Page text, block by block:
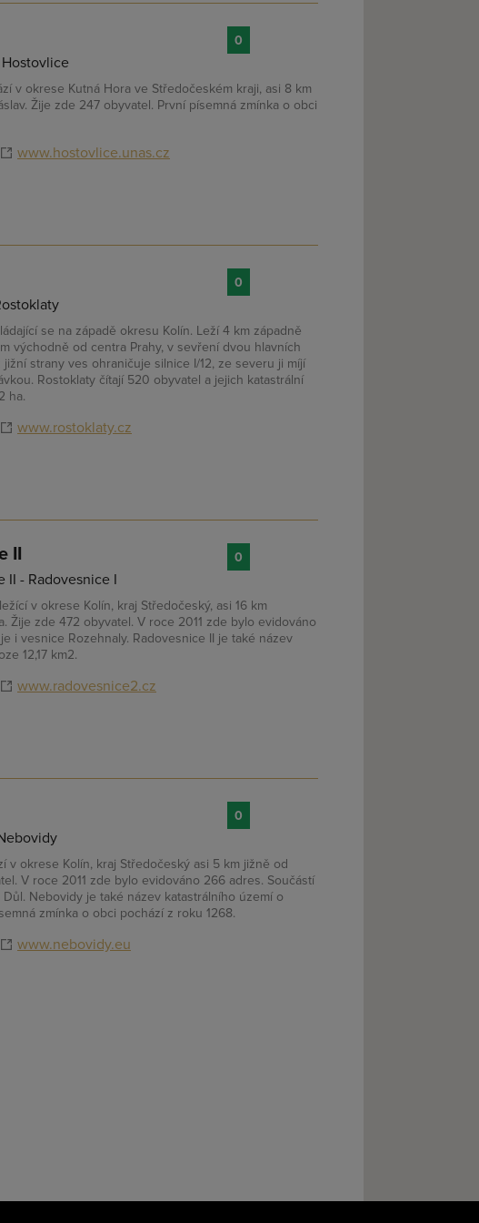
v okrese Kutná Hora ve Středočeském kraji, asi 8 km
Žije zde 247 obyvatel. První písemná zmínka o obci
www.hostovlice.unas.cz
0
se na západě okresu Kolín. Leží 4 km západně
východně od centra Prahy, v sevření dvou hlavních
jižní strany ves ohraničuje silnice I/12, ze severu ji míjí
Rostoklaty čítají 520 obyvatel a jejich katastrální
ha.
www.rostoklaty.cz
0
II
II - Radovesnice I
v okrese Kolín, kraj Středočeský, asi 16 km
Žije zde 472 obyvatel. V roce 2011 zde bylo evidováno
i vesnice Rozehnaly. Radovesnice II je také název
12,17 km2.
www.radovesnice2.cz
0
v okrese Kolín, kraj Středočeský asi 5 km jižně od
V roce 2011 zde bylo evidováno 266 adres. Součástí
Nebovidy je také název katastrálního území o
zmínka o obci pochází z roku 1268.
www.nebovidy.eu
0